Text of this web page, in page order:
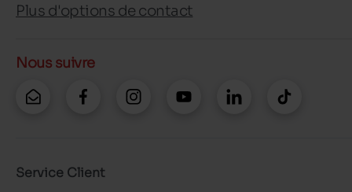
Plus d'options de contact
Nous suivre
Service Client